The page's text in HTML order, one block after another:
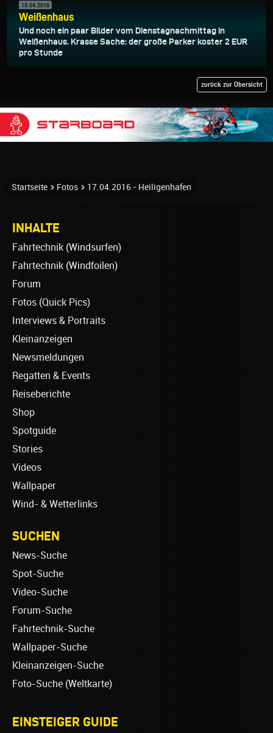
19.04.2016
Weißenhaus
Und noch ein paar Bilder vom Dienstagnachmittag in
Weißenhaus. Krasse Sache: der große Parker koster 2 EUR
pro Stunde
zurück zur Übersicht
Startseite Fotos 17.04.2016 - Heiligenhafen
INHALTE
Fahrtechnik (Windsurfen)
Fahrtechnik (Windfoilen)
Forum
Fotos (Quick Pics)
Interviews & Portraits
Kleinanzeigen
Newsmeldungen
Regatten & Events
Reiseberichte
Shop
Spotguide
Stories
Videos
Wallpaper
Wind- & Wetterlinks
SUCHEN
News-Suche
Spot-Suche
Video-Suche
Forum-Suche
Fahrtechnik-Suche
Wallpaper-Suche
Kleinanzeigen-Suche
Foto-Suche (Weltkarte)
EINSTEIGER GUIDE